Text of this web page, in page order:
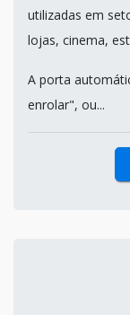
utilizadas em
lojas, cinema,
A porta
enrolar", ou...